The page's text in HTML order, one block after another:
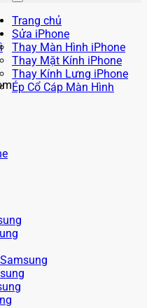
Trang chủ
Sửa iPhone
Thay Màn Hình iPhone
Thay Mặt Kính iPhone
Thay Kính Lưng iPhone
Ép Cổ Cáp Màn Hình